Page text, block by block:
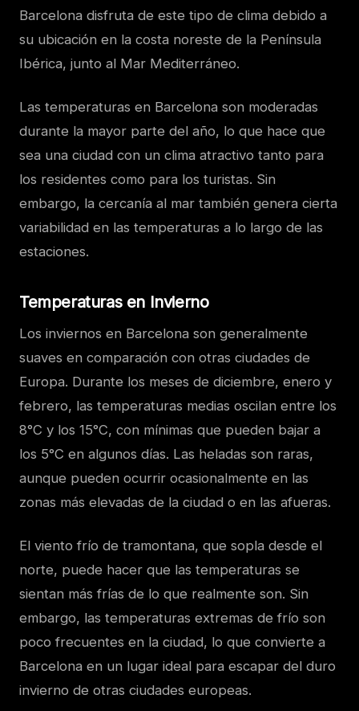
Barcelona disfruta de este tipo de clima debido a
su ubicación en la costa noreste de la Península
Ibérica, junto al Mar Mediterráneo.
Las temperaturas en Barcelona son moderadas
durante la mayor parte del año, lo que hace que
sea una ciudad con un clima atractivo tanto para
los residentes como para los turistas. Sin
embargo, la cercanía al mar también genera cierta
variabilidad en las temperaturas a lo largo de las
estaciones.
Temperaturas en Invierno
Los inviernos en Barcelona son generalmente
suaves en comparación con otras ciudades de
Europa. Durante los meses de diciembre, enero y
febrero, las temperaturas medias oscilan entre los
8°C y los 15°C, con mínimas que pueden bajar a
los 5°C en algunos días. Las heladas son raras,
aunque pueden ocurrir ocasionalmente en las
zonas más elevadas de la ciudad o en las afueras.
El viento frío de tramontana, que sopla desde el
norte, puede hacer que las temperaturas se
sientan más frías de lo que realmente son. Sin
embargo, las temperaturas extremas de frío son
poco frecuentes en la ciudad, lo que convierte a
Barcelona en un lugar ideal para escapar del duro
invierno de otras ciudades europeas.